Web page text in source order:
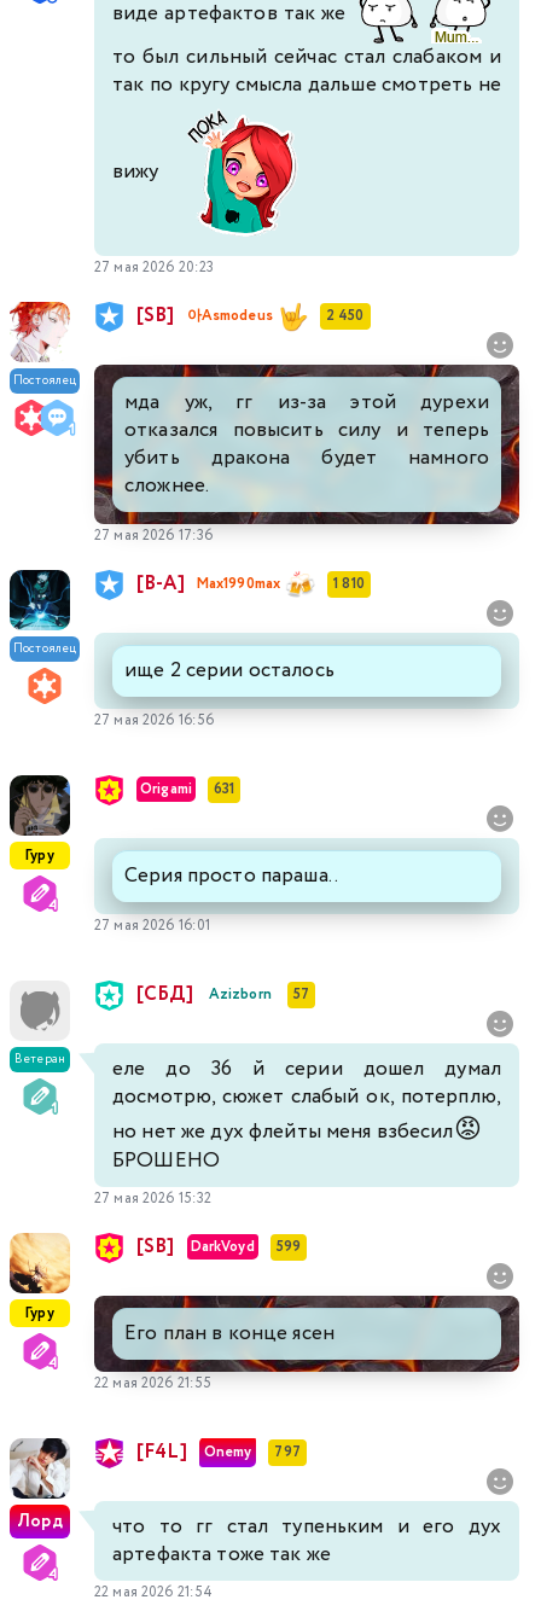
виде артефактов так же
то был сильный сейчас стал слабаком и
так по кругу смысла дальше смотреть не
вижу
27 мая 2026 20:23
Постоялец
[SB] 아Asmodeus 2 450
мда уж, гг из-за этой дурехи
отказался повысить силу и теперь
убить дракона будет намного
сложнее.
27 мая 2026 17:36
Постоялец
[В-А] Max1990max 1 810
ище 2 серии осталось
27 мая 2026 16:56
Гуру
Origami 631
Серия просто параша..
27 мая 2026 16:01
Ветеран
[СБД] Azizborn 57
еле до 36 й серии дошел думал
досмотрю, сюжет слабый ок, потерплю,
но нет же дух флейты меня взбесил😡
БРОШЕНО
27 мая 2026 15:32
Гуру
[SB] DarkVoyd 599
Его план в конце ясен
22 мая 2026 21:55
Лорд
[F4L] Onemy 797
что то гг стал тупеньким и его дух
артефакта тоже так же
22 мая 2026 21:54